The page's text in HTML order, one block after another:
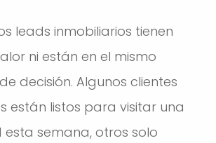
leads inmobiliarios tienen
ni están en el mismo
decisión. Algunos clientes
están listos para visitar una
semana, otros solo